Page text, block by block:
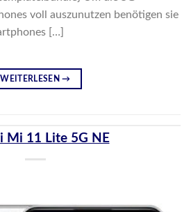
voll auszunutzen benötigen sie
[…]
WEITERLESEN→
Mi 11 Lite 5G NE